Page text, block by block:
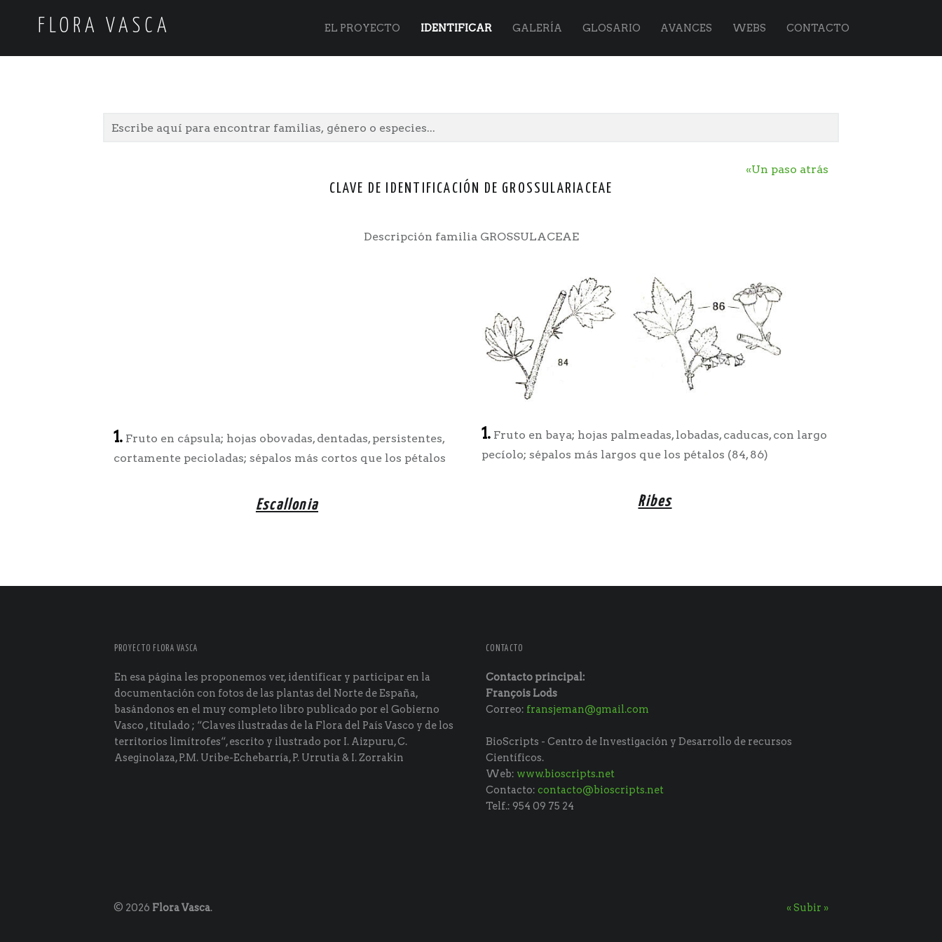
FLORA VASCA Flora
navigation
Skip
EL PROYECTO IDENTIFICAR GALERÍA GLOSARIO AVANCES WEBS CONTACTO
«Un paso atrás
CLAVE DE IDENTIFICACIÓN DE GROSSULARIACEAE
Descripción familia GROSSULACEAE
1. Fruto en cápsula; hojas obovadas, dentadas, persistentes,
cortamente pecioladas; sépalos más cortos que los pétalos
Escallonia
1. Fruto en baya; hojas palmeadas, lobadas, caducas, con largo
pecíolo; sépalos más largos que los pétalos (84, 86)
Ribes
PROYECTO FLORA VASCA
En esa página les proponemos ver, identificar y participar en la
documentación con fotos de las plantas del Norte de España,
basándonos en el muy completo libro publicado por el Gobierno
Vasco , titulado ; “Claves ilustradas de la Flora del País Vasco y de los
territorios limítrofes“, escrito y ilustrado por I. Aizpuru, C.
Aseginolaza, P.M. Uribe-Echebarría, P. Urrutia & I. Zorrakin
CONTACTO
Contacto principal:
François Lods
Correo: fransjeman@gmail.com
BioScripts - Centro de Investigación y Desarrollo de recursos
Científicos.
Web: www.bioscripts.net
Contacto:contacto@bioscripts.net
Telf.: 954 09 75 24
© 2026 Flora Vasca. « Subir »